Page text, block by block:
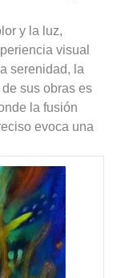
y la luz,
visual
serenidad, la
sus obras es
la fusión
evoca una